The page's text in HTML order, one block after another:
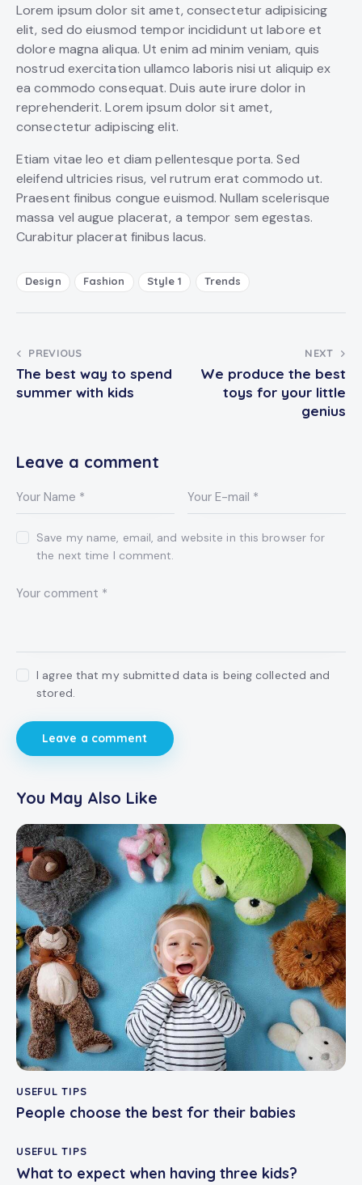
Lorem ipsum dolor sit amet, consectetur adipisicing
elit, sed do eiusmod tempor incididunt ut labore et
dolore magna aliqua. Ut enim ad minim veniam, quis
nostrud exercitation ullamco laboris nisi ut aliquip ex
ea commodo consequat. Duis aute irure dolor in
reprehenderit. Lorem ipsum dolor sit amet,
consectetur adipiscing elit.
Etiam vitae leo et diam pellentesque porta. Sed
eleifend ultricies risus, vel rutrum erat commodo ut.
Praesent finibus congue euismod. Nullam scelerisque
massa vel augue placerat, a tempor sem egestas.
Curabitur placerat finibus lacus.
Design Fashion Style 1 Trends
Post
navigation
PREVIOUS
The best way to spend
summer with kids
NEXT
We produce the best
toys for your little
genius
Leave a comment
Save my name, email, and website in this browser for
the next time I comment.
I agree that my submitted data is being collected and
stored.
You May Also Like
USEFUL TIPS
People choose the best for their babies
USEFUL TIPS
What to expect when having three kids?